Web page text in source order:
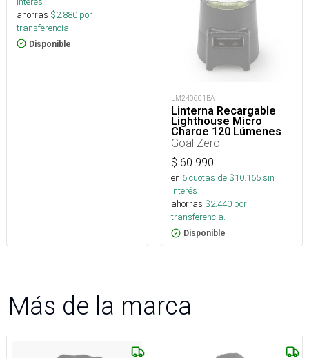
ahorras $2.880 por
transferencia.
Disponible
LM240601BA
Linterna Recargable
Lighthouse Micro
Charge 120 Lúmenes
Goal Zero
$ 60.990
en 6cuotas de $10.165sin
interés
ahorras $2.440 por
transferencia.
Disponible
Más de la marca